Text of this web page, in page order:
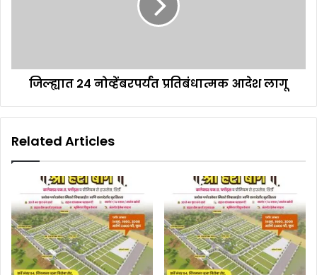
जिल्ह्यात 24 नोव्हेंबरपर्यंत प्रतिबंधात्मक आदेश लागू
Related Articles